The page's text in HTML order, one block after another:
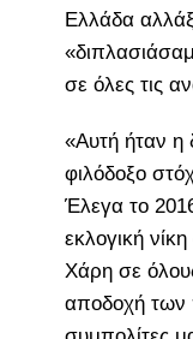
Ελλάδα
σε όλες τις
«Αυτή ήταν η
φιλόδοξο
Έλεγα το
εκλογική
Χάρη σε
αποδοχή των